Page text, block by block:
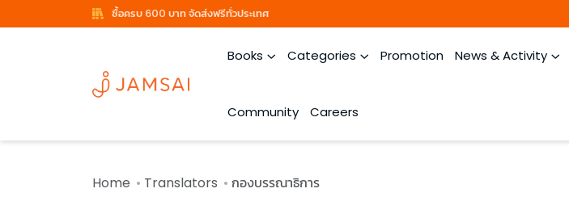
ซื้อครบ 600 บาท จัดส่งฟรีทั่วประเทศ
Books Categories Promotion News & Activity
Community Careers
Home Translators กองบรรณาธิการ